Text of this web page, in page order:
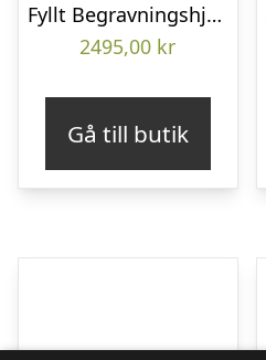
Fyllt Begravningshjärta
2495,00 kr
Gå till butik